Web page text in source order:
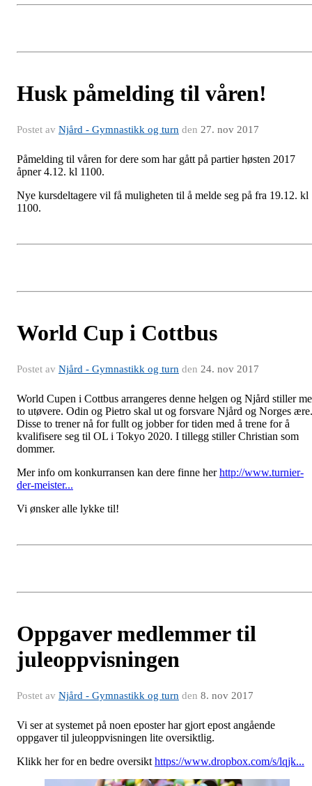
Husk påmelding til våren!
Postet av Njård - Gymnastikk og turn den 27. nov 2017
Påmelding til våren for dere som har gått på partier høsten 2017
åpner 4.12. kl 1100.
Nye kursdeltagere vil få muligheten til å melde seg på fra 19.12. kl
1100.
World Cup i Cottbus
Postet av Njård - Gymnastikk og turn den 24. nov 2017
World Cupen i Cottbus arrangeres denne helgen og Njård stiller
to utøvere. Odin og Pietro skal ut og forsvare Njård og Norges ære.
Disse to trener nå for fullt og jobber for tiden med å trene for å
kvalifisere seg til OL i Tokyo 2020. I tillegg stiller Christian som
dommer.
Mer info om konkurransen kan dere finne herhttp://www.turnier-
der-meister...
Vi ønsker alle lykke til!
Oppgaver medlemmer til
juleoppvisningen
Postet av Njård - Gymnastikk og turn den 8. nov 2017
Vi ser at systemet på noen eposter har gjort epost angående
oppgaver til juleoppvisningen lite oversiktlig.
Klikk her for en bedre oversikt https://www.dropbox.com/s/lqjk...